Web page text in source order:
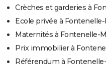
Crèches et garderies à
Ecole privée à
Maternités à Fontenelle-
Prix immobilier à
Référendum à